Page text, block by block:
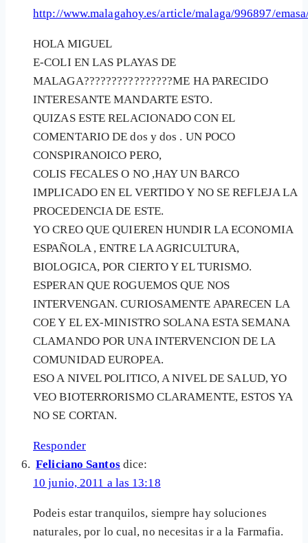
http://www.malagahoy.es/article/malaga/996897/
HOLA MIGUEL
E-COLI EN LAS PLAYAS DE
MALAGA????????????????ME HA PARECIDO
INTERESANTE MANDARTE ESTO.
QUIZAS ESTE RELACIONADO CON EL
COMENTARIO DE dos y dos . UN POCO
CONSPIRANOICO PERO,
COLIS FECALES O NO ,HAY UN BARCO
IMPLICADO EN EL VERTIDO Y NO SE REFLEJA LA
PROCEDENCIA DE ESTE.
YO CREO QUE QUIEREN HUNDIR LA ECONOMIA
ESPAÑOLA , ENTRE LA AGRICULTURA,
BIOLOGICA, POR CIERTO Y EL TURISMO.
ESPERAN QUE ROGUEMOS QUE NOS
INTERVENGAN. CURIOSAMENTE APARECEN LA
COE Y EL EX-MINISTRO SOLANA ESTA SEMANA
CLAMANDO POR UNA INTERVENCION DE LA
COMUNIDAD EUROPEA.
ESO A NIVEL POLITICO, A NIVEL DE SALUD, YO
VEO BIOTERRORISMO CLARAMENTE, ESTOS YA
NO SE CORTAN.
Responder
Feliciano Santos dice:
10 junio, 2011 a las 13:18
Podeis estar tranquilos, siempre hay soluciones
naturales, por lo cual, no necesitas ir a la Farmafia.